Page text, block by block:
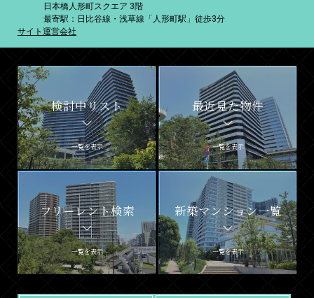
日本橋人形町スクエア 3階
最寄駅：日比谷線・浅草線「人形町駅」徒歩3分
サイト運営会社
検討中リスト
一覧を表示
最近見た物件
一覧を表示
フリーレント検索
一覧を表示
新築マンション一覧
一覧を表示